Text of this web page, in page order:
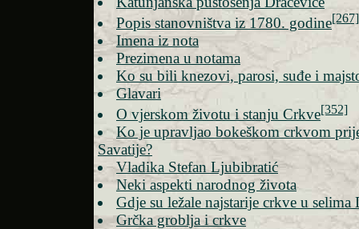
Popis stanovništva iz 1780. godine[267]
Imena iz nota
Prezimena u notama
Ko su bili knezovi, parosi, suđe i
Glavari
O vjerskom životu i stanju Crkve[352]
Ko je upravljao bokeškom crkvom
Savatije?
Vladika Stefan Ljubibratić
Neki aspekti narodnog života
Gdje su ležale najstarije crkve u selima
Grčka groblja i crkve